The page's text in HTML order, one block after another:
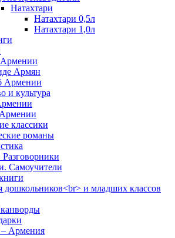
Натахтари
Натахтари 0,5л
Натахтари 1,0л
Армян
Армении
и культура
классики
романы
Самоучители
дошкольников<br> и младших классов
Армения